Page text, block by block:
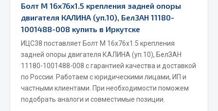
Запчасти МАЗ
Система питания
Подвеска
Тормозная система
Болт М 16х76х1.5 крепления задней опоры
двигателя КАЛИНА (уп.10), БелЗАН 11180-
1001488-008 купить в Иркутске
ИЦС38 поставляет Болт М 16х76х1.5 крепления
задней опоры двигателя КАЛИНА (уп.10), БелЗАН
11180-1001488-008 с гарантией качества и доставкой
по России. Работаем с юридическими лицами, ИП и
частными клиентами. При необходимости поможем
подобрать аналоги и совместимые позиции.